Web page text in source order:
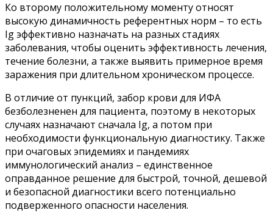
Ко второму положительному моменту относят
высокую динамичность референтных норм – то есть
Ig эффективно назначать на разных стадиях
заболевания, чтобы оценить эффективность лечения,
течение болезни, а также выявить примерное время
заражения при длительном хроническом процессе.
В отличие от пункций, забор крови для ИФА
безболезненен для пациента, поэтому в некоторых
случаях назначают сначала Ig, а потом при
необходимости функциональную диагностику. Также
при очаговых эпидемиях и пандемиях
иммунологический анализ – единственное
оправданное решение для быстрой, точной, дешевой
и безопасной диагностики всего потенциально
подверженного опасности населения.